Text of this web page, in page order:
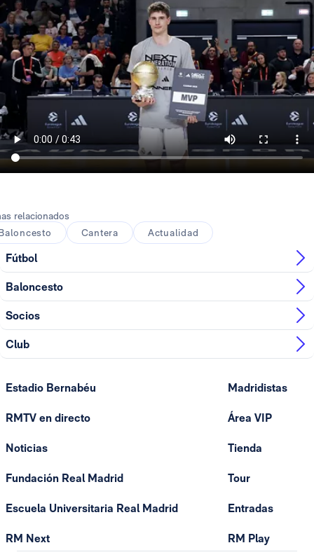
relacionados
Cantera Actualidad
Fútbol
Baloncesto
Socios
Club
Estadio Bernabéu
RMTV en directo
Noticias
Fundación Real Madrid
Escuela Universitaria Real Madrid
RM Next
Madridistas
Área VIP
Tienda
Tour
Entradas
RM Play